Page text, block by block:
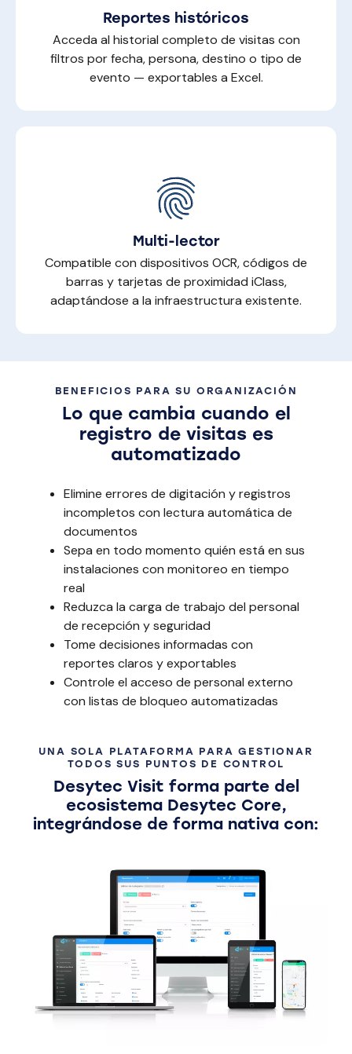
Reportes históricos
Acceda al historial completo de visitas con
filtros por fecha, persona, destino o tipo de
evento — exportables a Excel.
Multi-lector
Compatible con dispositivos OCR, códigos de
barras y tarjetas de proximidad iClass,
adaptándose a la infraestructura existente.
BENEFICIOS PARA SU ORGANIZACIÓN
Lo que cambia cuando el
registro de visitas es
automatizado
Elimine errores de digitación y registros
incompletos con lectura automática de
documentos
Sepa en todo momento quién está en sus
instalaciones con monitoreo en tiempo
real
Reduzca la carga de trabajo del personal
de recepción y seguridad
Tome decisiones informadas con
reportes claros y exportables
Controle el acceso de personal externo
con listas de bloqueo automatizadas
UNA SOLA PLATAFORMA PARA GESTIONAR
TODOS SUS PUNTOS DE CONTROL
Desytec Visit forma parte del
ecosistema Desytec Core,
integrándose de forma nativa con: